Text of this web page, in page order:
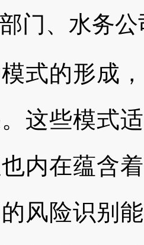
门、水务
的形成，
这些模式
内在蕴含
风险识别